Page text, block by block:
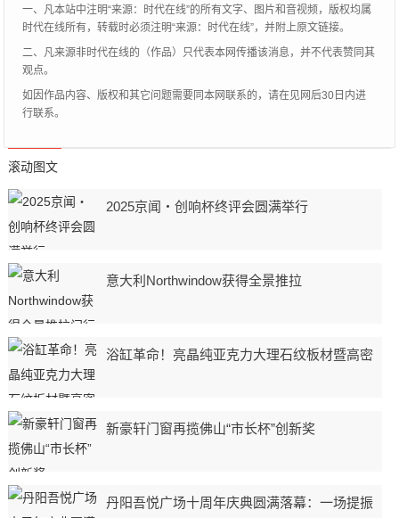
一、凡本站中注明“来源：时代在线”的所有文字、图片和音视频，版权均属
时代在线所有，转载时必须注明“来源：时代在线”，并附上原文链接。
二、凡来源非时代在线的（作品）只代表本网传播该消息，并不代表赞同其
观点。
如因作品内容、版权和其它问题需要同本网联系的，请在见网后30日内进
行联系。
滚动图文
2025京闻・创响杯终评会圆满举行
意大利Northwindow获得全景推拉
浴缸革命！亮晶纯亚克力大理石纹板材暨高密
新豪轩门窗再揽佛山“市长杯”创新奖
丹阳吾悦广场十周年庆典圆满落幕：一场提振